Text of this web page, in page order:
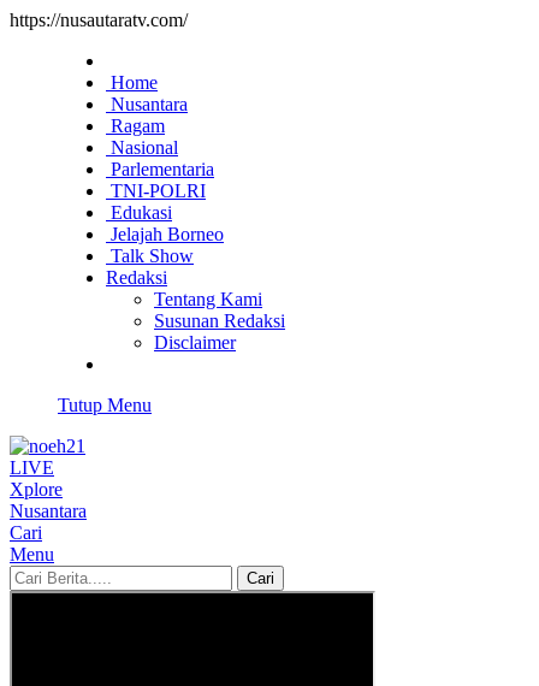
https://nusautaratv.com/
Home
Nusantara
Ragam
Nasional
Parlementaria
TNI-POLRI
Edukasi
Jelajah Borneo
Talk Show
Redaksi
Tentang Kami
Susunan Redaksi
Disclaimer
Tutup Menu
LIVE
Xplore
Nusantara
Cari
Menu
Cari